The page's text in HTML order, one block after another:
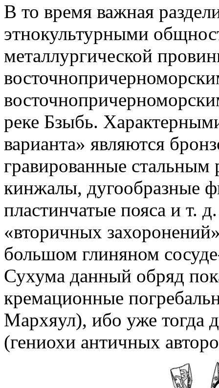
В то время важная
этнокультурными
металлургической
реке Бзыбь.
варианта» являются
гравированные
кинжалы, дугообразные
пластинчатые пояса и т.
«вторичных
большом глиняном
Сухума данный обряд
кремационные
Мархяул), ибо уже тогда
(гениохи античных